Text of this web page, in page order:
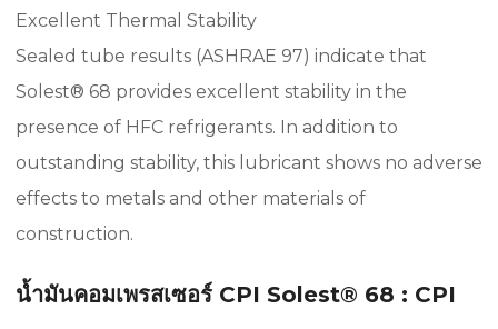
Excellent Thermal Stability
Sealed tube results (ASHRAE 97) indicate that
Solest® 68 provides excellent stability in the
presence of HFC refrigerants. In addition to
outstanding stability, this lubricant shows no adverse
effects to metals and other materials of
construction.
น้ำมันคอมเพรสเซอร์ CPI Solest® 68 : CPI